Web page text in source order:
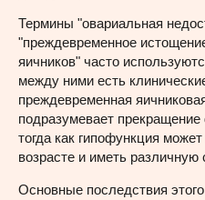
Термины "овариальная
"преждевременное
яичников" часто
между ними есть
преждевременная
подразумевает
тогда как гипофункция
возрасте и иметь различную
Основные последствия